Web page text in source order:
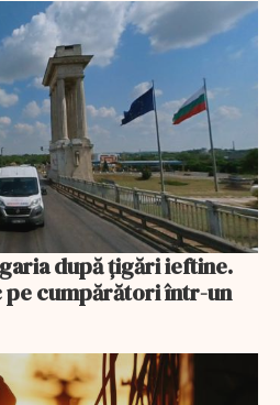
după țigări ieftine.
pe cumpărători într-un